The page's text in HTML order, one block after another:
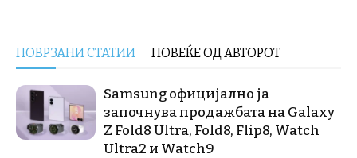
ПОВРЗАНИ СТАТИИ ПОВЕЌЕ ОД АВТОРОТ
Samsung официјално ја
започнува продажбата на Galaxy
Z Fold8 Ultra, Fold8, Flip8, Watch
Ultra2 и Watch9